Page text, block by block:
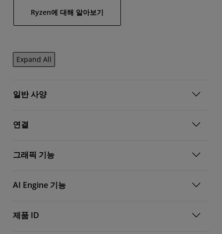
Ryzen에 대해 알아보기
Expand All
일반 사양
연결
그래픽 기능
AI Engine 기능
제품 ID